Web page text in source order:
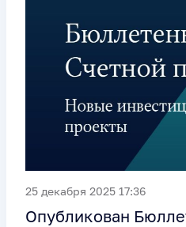
25 декабря 2025 17:36
Опубликован